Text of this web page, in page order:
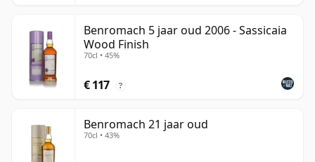
Benromach 5 jaar oud 2006 - Sassicaia
Wood Finish
70cl • 45%
€ 117 ?
Benromach 21 jaar oud
70cl • 43%